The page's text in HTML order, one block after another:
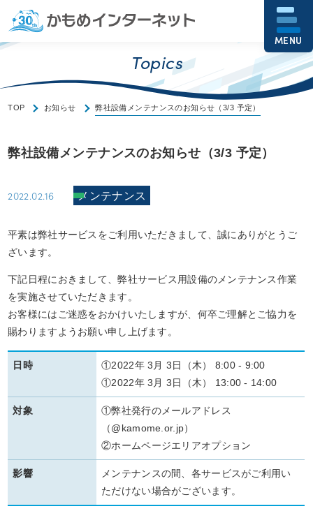
MENU
Topics
TOP お知らせ 弊社設備メンテナンスのお知らせ（3/3 予定）
弊社設備メンテナンスのお知らせ（3/3 予定）
2022.02.16 メンテナンス
平素は弊社サービスをご利用いただきまして、誠にありがとうご
ざいます。
下記日程におきまして、弊社サービス用設備のメンテナンス作業
を実施させていただきます。
お客様にはご迷惑をおかけいたしますが、何卒ご理解とご協力を
賜わりますようお願い申し上げます。
日時
①2022年 3月 3日（木） 8:00 - 9:00
①2022年 3月 3日（木） 13:00 - 14:00
対象
①弊社発行のメールアドレス
（@kamome.or.jp）
②ホームページエリアオプション
影響
メンテナンスの間、各サービスがご利用い
ただけない場合がございます。